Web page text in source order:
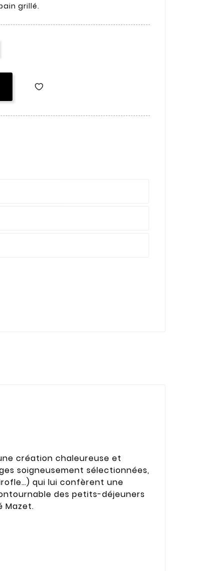
grillé.
création chaleureuse et
soigneusement sélectionnées,
qui lui confèrent une
des petits-déjeuners
Mazet.